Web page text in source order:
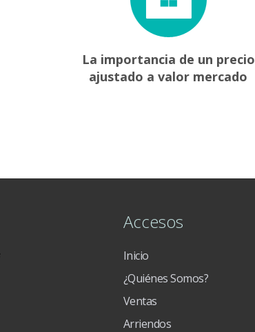
La importancia de un precio
ajustado a valor mercado
Accesos
Inicio
¿Quiénes Somos?
Ventas
Arriendos